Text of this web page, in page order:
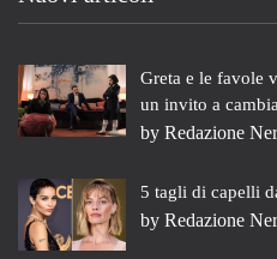
Greta e le favole
un invito a
by Redazione
5 tagli di capelli
by Redazione